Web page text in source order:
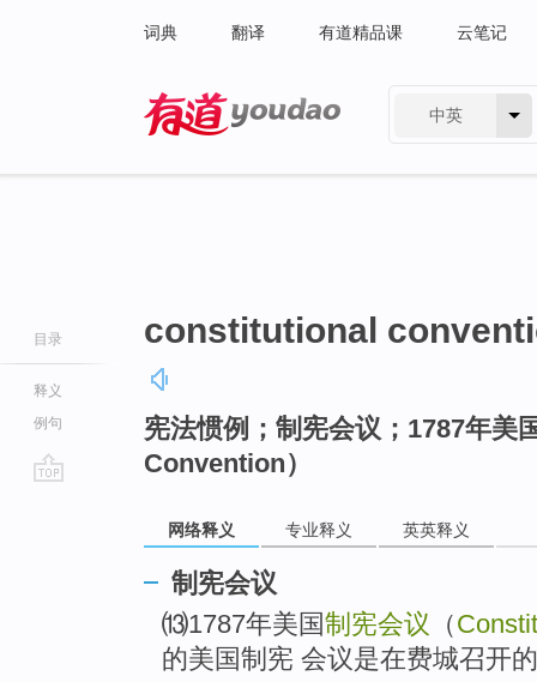
词典 翻译 有道精品课 云笔记
中英
目录
释义
例句
constitutional
宪法惯例；制宪会议；1787年
Convention）
网络释义 专业释义 英英释义
制宪会议
⒀1787年美国制宪会议 （
的美国制宪 会议是在费城召开